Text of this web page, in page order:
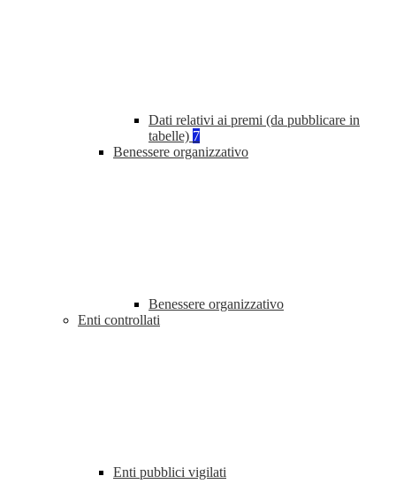
Dati relativi ai premi (da pubblicare in
tabelle) 7
Benessere organizzativo
Benessere organizzativo
Enti controllati
Enti pubblici vigilati